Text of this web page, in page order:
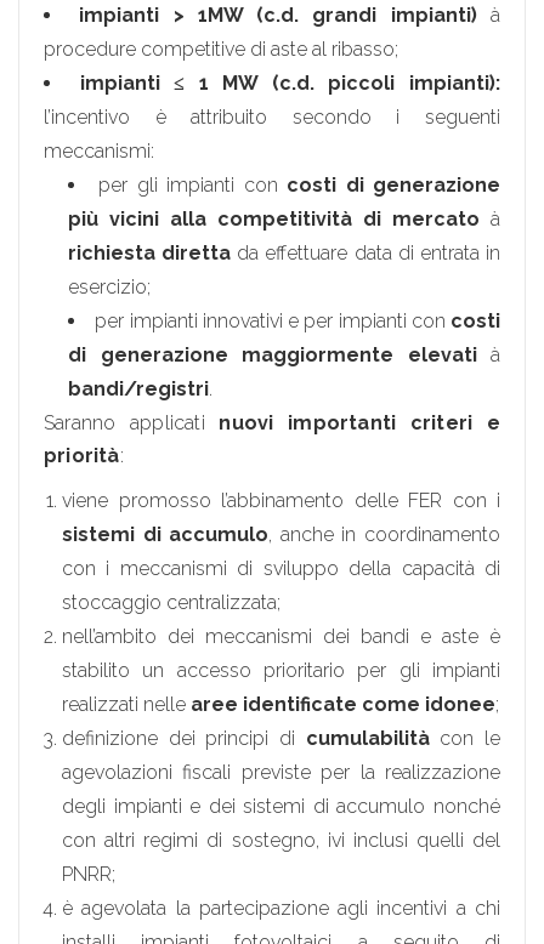
impianti > 1MW (c.d. grandi impianti)à
procedure competitive di aste al ribasso;
impianti ≤ 1 MW (c.d. piccoli impianti):
l’incentivo è attribuito secondo i seguenti
meccanismi:
per gli impianti con costi di generazione
più vicini alla competitività di mercato à
richiesta diretta da effettuare data di entrata in
esercizio;
per impianti innovativi e per impianti con costi
di generazione maggiormente elevatià
bandi/registri.
Saranno applicati nuovi importanti criteri e
priorità:
viene promosso l’abbinamento delle FER con i
sistemi di accumulo, anche in coordinamento
con i meccanismi di sviluppo della capacità di
stoccaggio centralizzata;
nell’ambito dei meccanismi dei bandi e aste è
stabilito un accesso prioritario per gli impianti
realizzati nelle aree identificate come idonee;
definizione dei principi di cumulabilitàcon le
agevolazioni fiscali previste per la realizzazione
degli impianti e dei sistemi di accumulo nonché
con altri regimi di sostegno, ivi inclusi quelli del
PNRR;
è agevolata la partecipazione agli incentivi a chi